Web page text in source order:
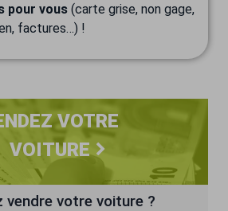
pour vous (carte grise, non gage,
factures…) !
VOTRE
VOITURE
vendre votre voiture ?